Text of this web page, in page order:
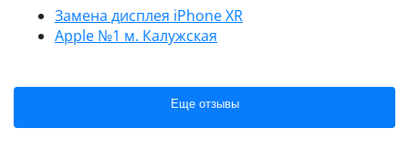
Замена дисплея iPhone XR
Apple №1 м. Калужская
Еще отзывы